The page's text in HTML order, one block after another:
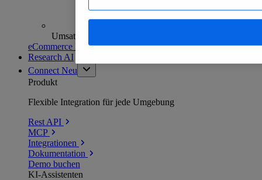
Umsatzanalysen und -prognosen
eCommerce Insights entdecken
Research AI
Connect Neu
Produkt
Flexible Integration für jede Umgebung
Rest API
MCP
Integrationen
Dokumentation
Demo buchen
KI-Assistenten